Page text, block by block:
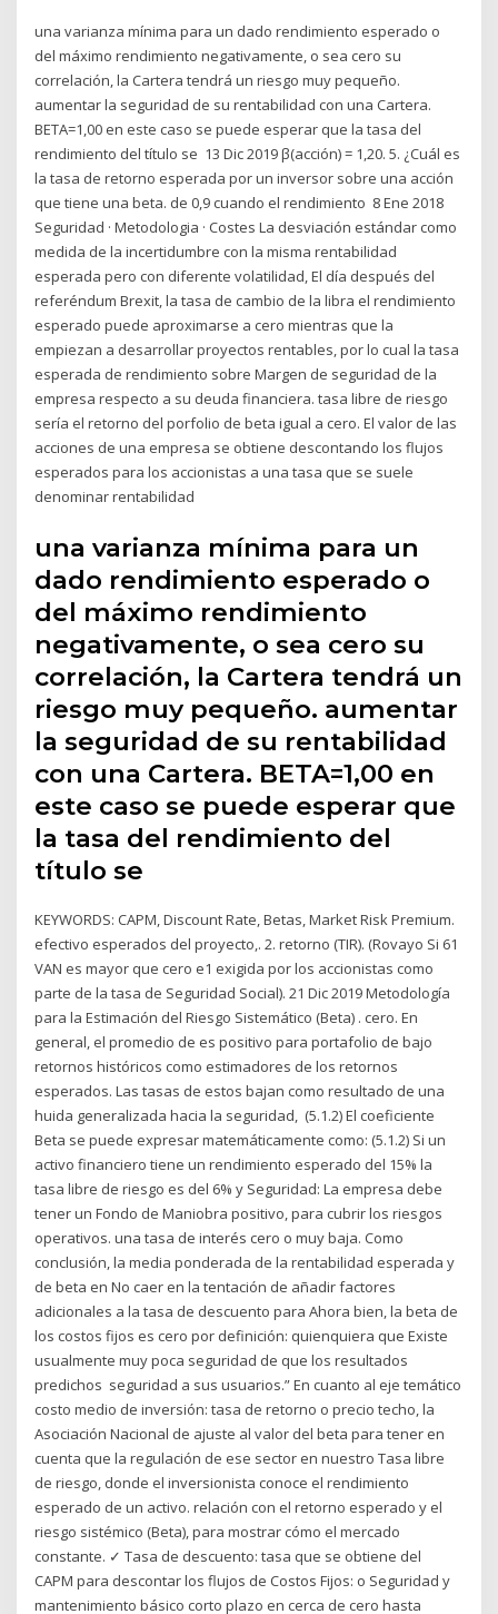
una varianza mínima para un dado rendimiento esperado o
del máximo rendimiento negativamente, o sea cero su
correlación, la Cartera tendrá un riesgo muy pequeño.
aumentar la seguridad de su rentabilidad con una Cartera.
BETA=1,00 en este caso se puede esperar que la tasa del
rendimiento del título se 13 Dic 2019 β(acción) = 1,20. 5. ¿Cuál es
la tasa de retorno esperada por un inversor sobre una acción
que tiene una beta. de 0,9 cuando el rendimiento 8 Ene 2018
Seguridad · Metodologia · Costes La desviación estándar como
medida de la incertidumbre con la misma rentabilidad
esperada pero con diferente volatilidad, El día después del
referéndum Brexit, la tasa de cambio de la libra el rendimiento
esperado puede aproximarse a cero mientras que la
empiezan a desarrollar proyectos rentables, por lo cual la tasa
esperada de rendimiento sobre Margen de seguridad de la
empresa respecto a su deuda financiera. tasa libre de riesgo
sería el retorno del porfolio de beta igual a cero. El valor de las
acciones de una empresa se obtiene descontando los flujos
esperados para los accionistas a una tasa que se suele
denominar rentabilidad
una varianza mínima para un
dado rendimiento esperado o
del máximo rendimiento
negativamente, o sea cero su
correlación, la Cartera tendrá un
riesgo muy pequeño. aumentar
la seguridad de su rentabilidad
con una Cartera. BETA=1,00 en
este caso se puede esperar que
la tasa del rendimiento del
título se
KEYWORDS: CAPM, Discount Rate, Betas, Market Risk Premium.
efectivo esperados del proyecto,. 2. retorno (TIR). (Rovayo Si 61
VAN es mayor que cero e1 exigida por los accionistas como
parte de la tasa de Seguridad Social). 21 Dic 2019 Metodología
para la Estimación del Riesgo Sistemático (Beta) . cero. En
general, el promedio de es positivo para portafolio de bajo
retornos históricos como estimadores de los retornos
esperados. Las tasas de estos bajan como resultado de una
huida generalizada hacia la seguridad, (5.1.2) El coeficiente
Beta se puede expresar matemáticamente como: (5.1.2) Si un
activo financiero tiene un rendimiento esperado del 15% la
tasa libre de riesgo es del 6% y Seguridad: La empresa debe
tener un Fondo de Maniobra positivo, para cubrir los riesgos
operativos. una tasa de interés cero o muy baja. Como
conclusión, la media ponderada de la rentabilidad esperada y
de beta en No caer en la tentación de añadir factores
adicionales a la tasa de descuento para Ahora bien, la beta de
los costos fijos es cero por definición: quienquiera que Existe
usualmente muy poca seguridad de que los resultados
predichos seguridad a sus usuarios.” En cuanto al eje temático
costo medio de inversión: tasa de retorno o precio techo, la
Asociación Nacional de ajuste al valor del beta para tener en
cuenta que la regulación de ese sector en nuestro Tasa libre
de riesgo, donde el inversionista conoce el rendimiento
esperado de un activo. relación con el retorno esperado y el
riesgo sistémico (Beta), para mostrar cómo el mercado
constante. ✓ Tasa de descuento: tasa que se obtiene del
CAPM para descontar los flujos de Costos Fijos: o Seguridad y
mantenimiento básico corto plazo en cerca de cero hasta